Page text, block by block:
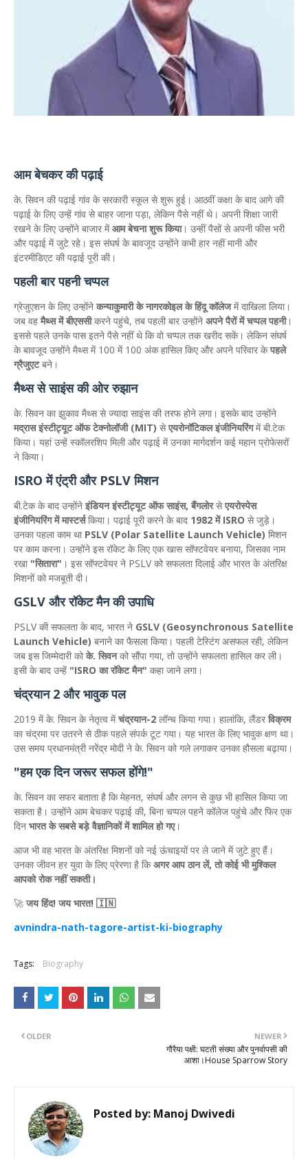
आम बेचकर की पढ़ाई
के. सिवन की पढ़ाई गांव के सरकारी स्कूल से शुरू हुई। आठवीं कक्षा के बाद आगे की
पढ़ाई के लिए उन्हें गांव से बाहर जाना पड़ा, लेकिन पैसे नहीं थे। अपनी शिक्षा जारी
रखने के लिए उन्होंने बाजार मेंआम बेचना शुरू किया। उन्हीं पैसों से अपनी फीस भरी
और पढ़ाई में जुटे रहे। इस संघर्ष के बावजूद उन्होंने कभी हार नहीं मानी और
इंटरमीडिएट की पढ़ाई पूरी की।
पहली बार पहनी चप्पल
ग्रेजुएशन के लिए उन्होंने कन्याकुमारी के नागरकोइल के हिंदू कॉलेजमें दाखिला लिया।
जब वह मैथ्स में बीएससीकरने पहुंचे, तब पहली बार उन्होंने अपने पैरों में चप्पल पहनी।
इससे पहले उनके पास इतने पैसे नहीं थे कि वो चप्पल तक खरीद सकें। लेकिन संघर्ष
के बावजूद उन्होंने मैथ्स में 100 में 100 अंक हासिल किए और अपने परिवार केपहले
ग्रैजुएटबने।
मैथ्स से साइंस की ओर रुझान
के. सिवन का झुकाव मैथ्स से ज्यादा साइंस की तरफ होने लगा। इसके बाद उन्होंने
मद्रास इंस्टीट्यूट ऑफ टेक्नोलॉजी (MIT) सेएयरोनॉटिकल इंजीनियरिंगमें बी.टेक
किया। यहां उन्हें स्कॉलरशिप मिली और पढ़ाई में उनका मार्गदर्शन कई महान प्रोफेसरों
ने किया।
ISRO में एंट्री और PSLV मिशन
बी.टेक के बाद उन्होंने इंडियन इंस्टीट्यूट ऑफ साइंस, बैंगलोरसेएयरोस्पेस
इंजीनियरिंग में मास्टर्सकिया। पढ़ाई पूरी करने के बाद 1982 में ISRO से जुड़े।
उनका पहला काम था PSLV (Polar Satellite Launch Vehicle) मिशन
पर काम करना। उन्होंने इस रॉकेट के लिए एक खास सॉफ्टवेयर बनाया, जिसका नाम
रखा "सितारा" । इस सॉफ्टवेयर ने PSLV को सफलता दिलाई और भारत के अंतरिक्ष
मिशनों को मजबूती दी।
GSLV और रॉकेट मैन की उपाधि
PSLV की सफलता के बाद, भारत ने GSLV (Geosynchronous Satellite
Launch Vehicle) बनाने का फैसला किया। पहली टेस्टिंग असफल रही, लेकिन
जब इस जिम्मेदारी कोके. सिवनको सौंपा गया, तो उन्होंने सफलता हासिल कर ली।
इसी के बाद उन्हें "ISRO का रॉकेट मैन" कहा जाने लगा।
चंद्रयान 2 और भावुक पल
2019 में के. सिवन के नेतृत्व मेंचंद्रयान-2 लॉन्च किया गया। हालांकि, लैंडर विक्रम
का चंद्रमा पर उतरने से ठीक पहले संपर्क टूट गया। यह भारत के लिए भावुक क्षण था।
उस समय प्रधानमंत्री नरेंद्र मोदी ने के. सिवन को गले लगाकर उनका हौसला बढ़ाया।
"हम एक दिन जरूर सफल होंगे!"
के. सिवन का सफर बताता है कि मेहनत, संघर्ष और लगन से कुछ भी हासिल किया जा
सकता है। उन्होंने आम बेचकर पढ़ाई की, बिना चप्पल पहने कॉलेज पहुंचे और फिर एक
दिन भारत के सबसे बड़े वैज्ञानिकों में शामिल हो गए।
आज भी वह भारत के अंतरिक्ष मिशनों को नई ऊंचाइयों पर ले जाने में जुटे हुए हैं।
उनका जीवन हर युवा के लिए प्रेरणा है किअगर आप ठान लें, तो कोई भी मुश्किल
आपको रोक नहीं सकती।
🚀 जय हिंद! जय भारत! 🇮🇳
avnindra-nath-tagore-artist-ki-biography
Tags: Biography
NEWER
गौरैया पक्षी: घटती संख्या और पुनर्वापसी की
आशा।House Sparrow Story
OLDER
Posted by: Manoj Dwivedi